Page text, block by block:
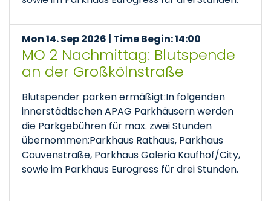
Mon 14. Sep 2026 | Time Begin: 14:00
MO 2 Nachmittag: Blutspende
an der Großkölnstraße
Blutspender parken ermäßigt:In folgenden
innerstädtischen APAG Parkhäusern werden
die Parkgebühren für max. zwei Stunden
übernommen:Parkhaus Rathaus, Parkhaus
Couvenstraße, Parkhaus Galeria Kaufhof/City,
sowie im Parkhaus Eurogress für drei Stunden.